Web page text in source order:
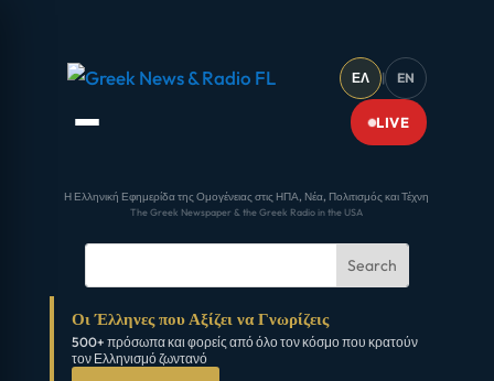
ΕΛ | EN
LIVE
Η Ελληνική Εφημερίδα της Ομογένειας στις ΗΠΑ, Νέα, Πολιτισμός και Τέχνη
The Greek Newspaper & the Greek Radio in the USA
Οι Έλληνες που Αξίζει να Γνωρίζεις
500+ πρόσωπα και φορείς από όλο τον κόσμο που κρατούν
τον Ελληνισμό ζωντανό